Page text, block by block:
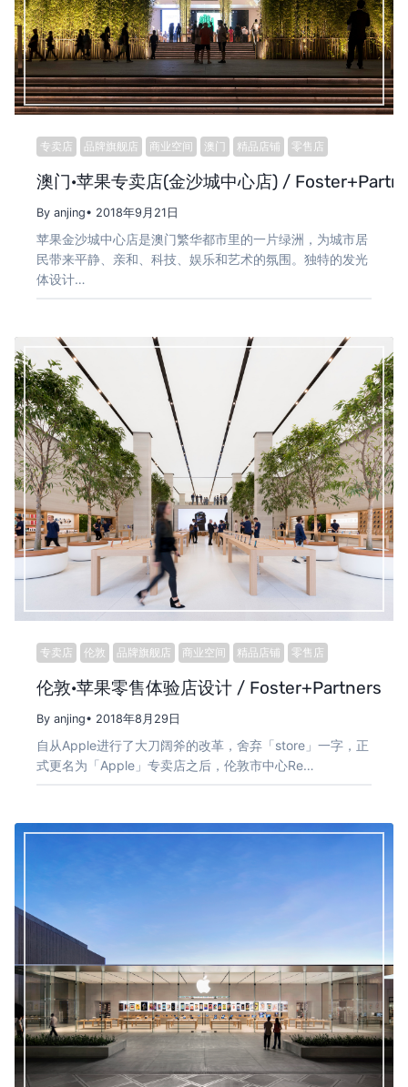
专卖店 品牌旗舰店 商业空间 澳门 精品店铺 零售店
澳门·苹果专卖店(金沙城中心店) /
By anjing• 2018年9月21日
苹果金沙城中心店是澳门繁华都市里的一片绿洲，为城市居
民带来平静、亲和、科技、娱乐和艺术的氛围。独特的发光
体设计…
专卖店 伦敦 品牌旗舰店 商业空间 精品店铺 零售店
伦敦·苹果零售体验店设计 / Foster+Partners
By anjing• 2018年8月29日
自从Apple进行了大刀阔斧的改革，舍弃「store」一字，正
式更名为「Apple」专卖店之后，伦敦市中心Re…